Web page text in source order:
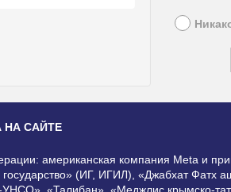
НА САЙТЕ
американская компания Meta и
(ИГ, ИГИЛ), «Джабхат
«Талибан», «Меджлис крымско-